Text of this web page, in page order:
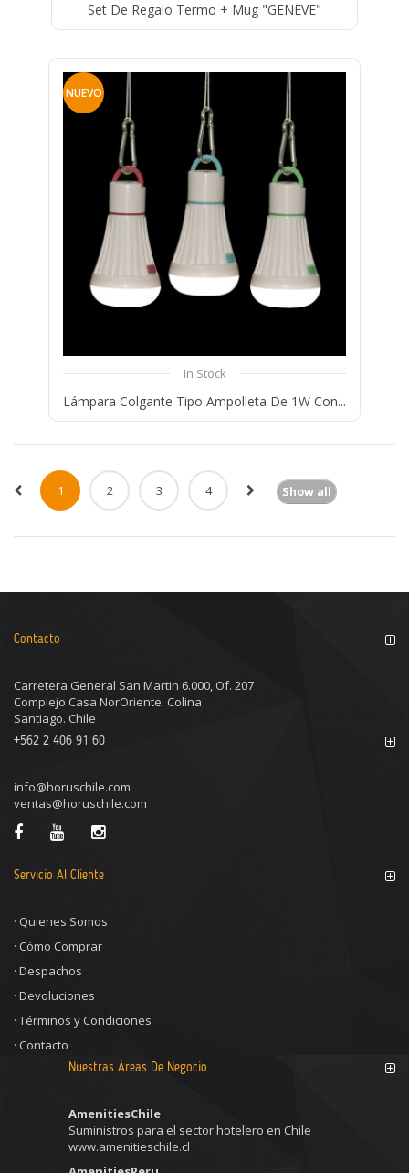
Set De Regalo Termo + Mug "GENEVE"
NUEVO
In Stock
Lámpara Colgante Tipo Ampolleta De 1W Con...
Compare Wishlist
Show all
1 2 3 4
Contacto
Carretera General San Martin 6.000, Of. 207
Complejo Casa NorOriente. Colina
Santiago. Chile
+562 2 406 91 60
info@horuschile.com
ventas@horuschile.com
Servicio Al Cliente
· Quienes Somos
· Cómo Comprar
· Despachos
· Devoluciones
· Términos y Condiciones
· Contacto
Nuestras Áreas De Negocio
AmenitiesChile
Suministros para el sector hotelero en Chile
www.amenitieschile.cl